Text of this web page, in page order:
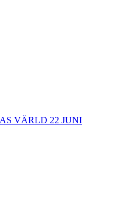
VÄRLD 22 JUNI